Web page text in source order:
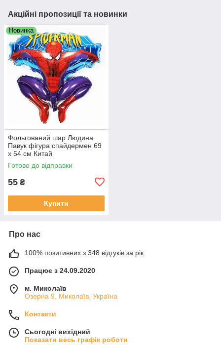
Акційні пропозиції та новинки
Новинка
Фольгований шар Людина
Павук фігура спайдермен 69
х 54 см Китай
Готово до відправки
55 ₴
Купити
Про нас
100% позитивних з 348 відгуків за рік
Працює з 24.09.2020
м. Миколаїв
Озерна 9, Миколаїв, Україна
Контакти
Сьогодні вихідний
Показати весь графік роботи